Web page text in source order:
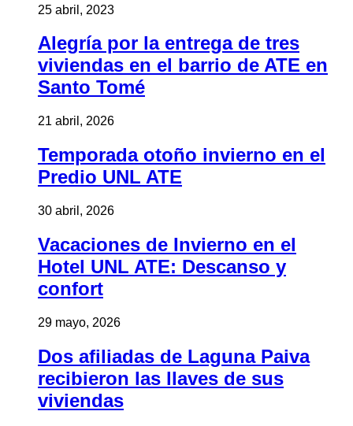
25 abril, 2023
Alegría por la entrega de tres
viviendas en el barrio de ATE en
Santo Tomé
21 abril, 2026
Temporada otoño invierno en el
Predio UNL ATE
30 abril, 2026
Vacaciones de Invierno en el
Hotel UNL ATE: Descanso y
confort
29 mayo, 2026
Dos afiliadas de Laguna Paiva
recibieron las llaves de sus
viviendas